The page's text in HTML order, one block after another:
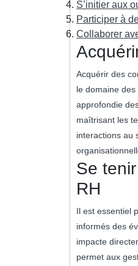
S’initier aux
Participer à
Collaborer
Acquérir des
le domaine
approfondie
maîtrisant les
interactions au
Se
RH
Il est essentiel
informés des
impacte
permet aux